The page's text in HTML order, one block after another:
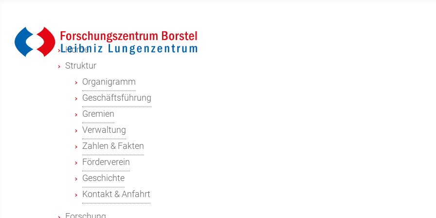
Home
Struktur
Organigramm
Geschäftsführung
Gremien
Verwaltung
Zahlen & Fakten
Förderverein
Geschichte
Kontakt & Anfahrt